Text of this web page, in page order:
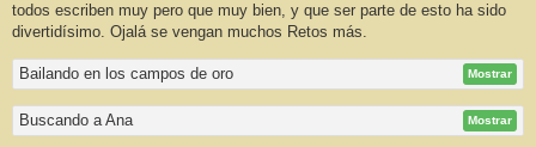
todos escriben muy pero que muy bien, y que ser parte de esto ha sido
divertidísimo. Ojalá se vengan muchos Retos más.
Bailando en los campos de oro Mostrar
Buscando a Ana Mostrar